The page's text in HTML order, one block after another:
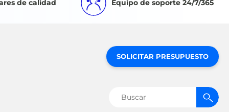
de calidad Equipo de soporte 24/7/365
SOLICITAR PRESUPUESTO
Buscar: